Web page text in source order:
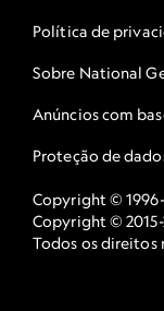
Política de
Sobre National
Anúncios com
Proteção de
Copyright ©
Copyright ©
Todos os direitos